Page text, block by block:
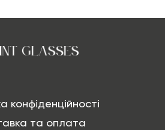
конфіденційності
та оплата